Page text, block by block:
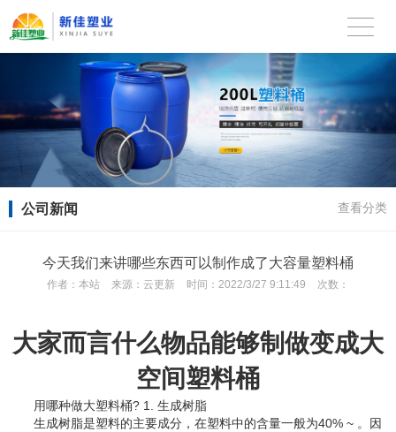
公司新闻 查看分类
今天我们来讲哪些东西可以制作成了大容量塑料桶
作者： 本站 来源： 云更新 时间： 2022/3/27 9:11:49 次数：
大家而言什么物品能够制做变成大
空间塑料桶
用哪种做大塑料桶? 1. 生成树脂
生成树脂是塑料的主要成分，在塑料中的含量一般为40% ~ 。因